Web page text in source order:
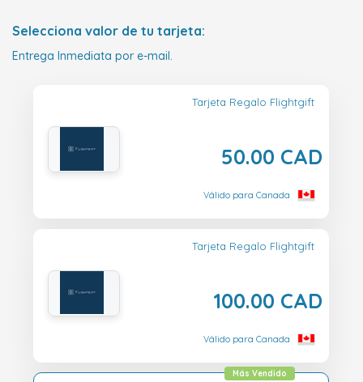
Selecciona valor de tu tarjeta:
Entrega Inmediata por e-mail.
Tarjeta Regalo Flightgift
50.00 CAD
Válido para Canada
Tarjeta Regalo Flightgift
100.00 CAD
Válido para Canada
Más Vendido